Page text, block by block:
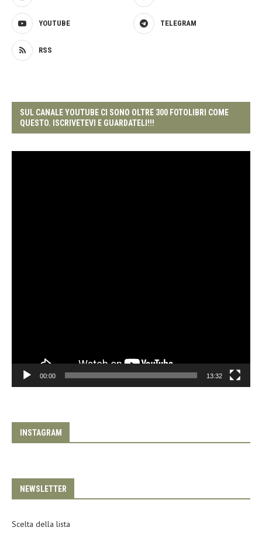
YOUTUBE TELEGRAM
RSS
SUL CANALE YOUTUBE CI SONO OLTRE 300 FOTOLIBRI COME
QUESTO. ISCRIVETEVI E GUARDATELI!!!
00:00 13:32
INSTAGRAM
NEWSLETTER
Scelta della lista